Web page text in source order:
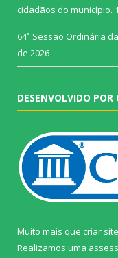
cidadãos do município.
64ª Sessão Ordinária
de 2026
DESENVOLVIDO POR
Muito mais que criar site
Realizamos uma